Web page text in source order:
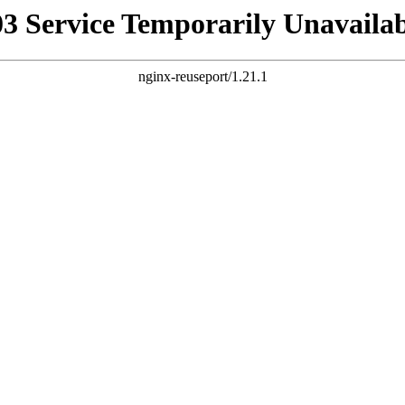
Service Temporarily
nginx-reuseport/1.21.1